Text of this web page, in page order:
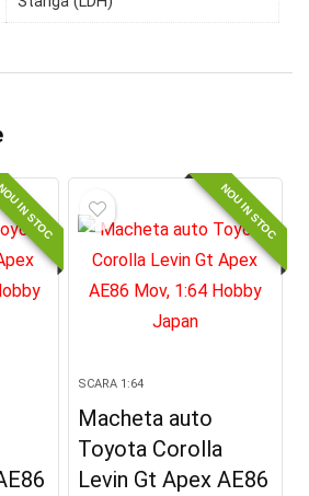
IN STOC NOU IN STOC
SCARA 1:64
Macheta auto
Toyota Corolla
Levin Gt Apex AE86